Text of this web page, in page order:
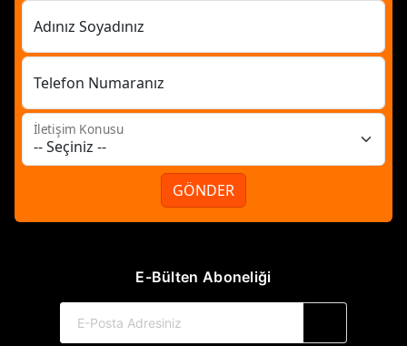
Adınız Soyadınız
Telefon Numaranız
İletişim Konusu
GÖNDER
E-Bülten Aboneliği